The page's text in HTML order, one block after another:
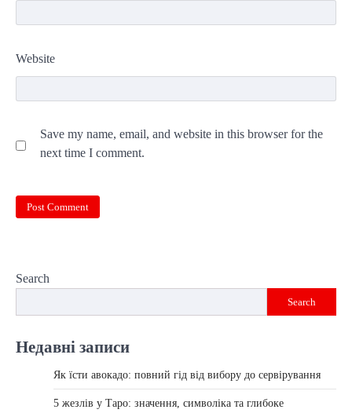
Website
Save my name, email, and website in this browser for the
next time I comment.
Search
Search
Недавні записи
Як їсти авокадо: повний гід від вибору до сервірування
5 жезлів у Таро: значення, символіка та глибоке